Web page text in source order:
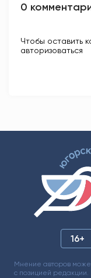
0
Чтобы оставить
авторизоваться
16+
Мнение авторов
с позицией редакции.